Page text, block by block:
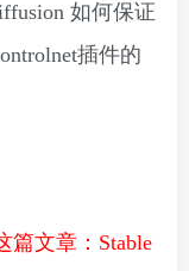
篇文章： Stable